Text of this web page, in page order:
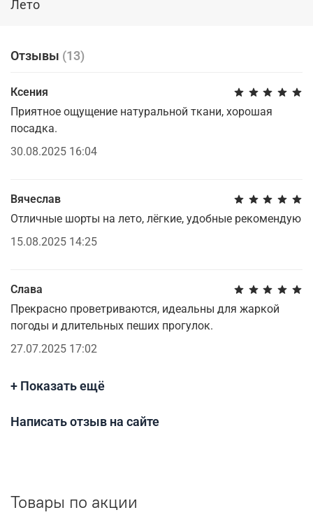
Лето
Отзывы (13)
Ксения
Приятное ощущение натуральной ткани, хорошая
посадка.
30.08.2025 16:04
Вячеслав
Отличные шорты на лето, лёгкие, удобные рекомендую
15.08.2025 14:25
Слава
Прекрасно проветриваются, идеальны для жаркой
погоды и длительных пеших прогулок.
27.07.2025 17:02
+ Показать ещё
Написать отзыв на сайте
Товары по акции